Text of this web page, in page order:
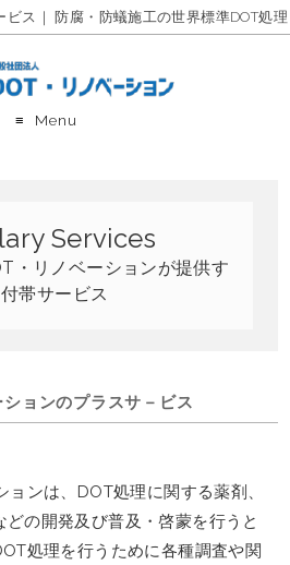
ビス｜ 防腐・防蟻施工の世界標準DOT処理
Menu
Services
・リノベーションが提供す
帯サービス
ョンのプラスサ－ビス
ョンは、DOT処理に関する薬剤、
の開発及び普及・啓蒙を行うと
処理を行うために各種調査や関